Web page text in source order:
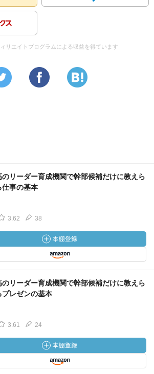
リエイトプログラムによる収益を得ています
のリーダー育成機関で幹部候補だけに教えら
仕事の基本
3.62 38
のリーダー育成機関で幹部候補だけに教えら
プレゼンの基本
3.61 24